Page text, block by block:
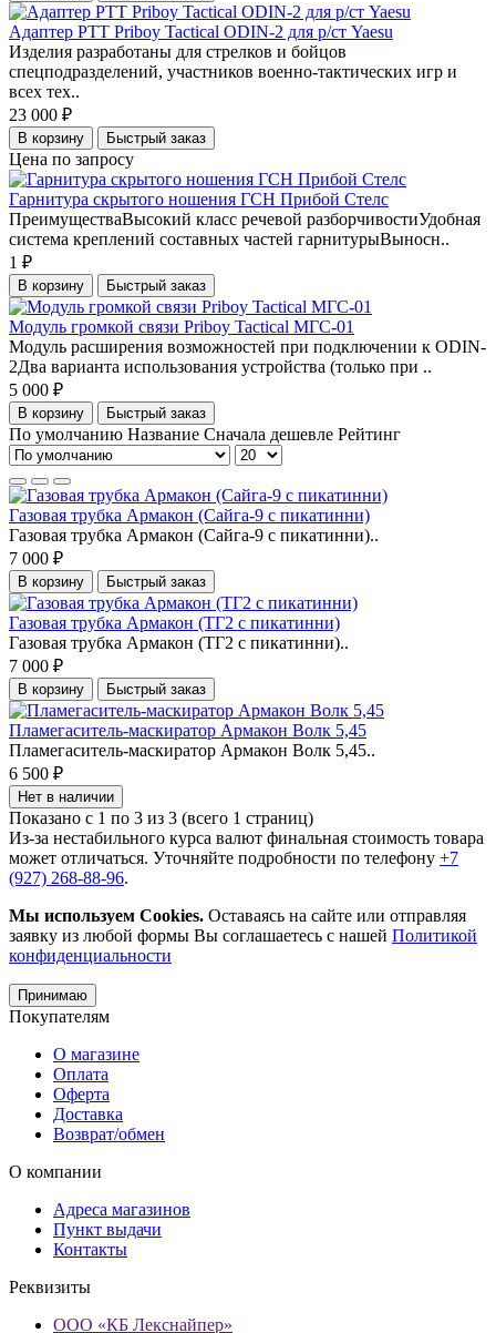
Адаптер PTT Priboy Tactical ODIN-2 для р/ст Yaesu
Изделия разработаны для стрелков и бойцов
спецподразделений, участников военно-тактических игр и
всех тех..
23 000 ₽
В корзину Быстрый заказ
Цена по запросу
Гарнитура скрытого ношения ГСН Прибой Стелс
ПреимуществаВысокий класс речевой разборчивостиУдобная
система креплений составных частей гарнитурыВыносн..
1 ₽
В корзину Быстрый заказ
Модуль громкой связи Priboy Tactical МГС-01
Модуль расширения возможностей при подключении к ODIN-
2Два варианта использования устройства (только при ..
5 000 ₽
В корзину Быстрый заказ
По умолчанию Название Сначала дешевле Рейтинг
Газовая трубка Армакон (Сайга-9 с пикатинни)
Газовая трубка Армакон (Сайга-9 с пикатинни)..
7 000 ₽
В корзину Быстрый заказ
Газовая трубка Армакон (ТГ2 с пикатинни)
Газовая трубка Армакон (ТГ2 с пикатинни)..
7 000 ₽
В корзину Быстрый заказ
Пламегаситель-маскиратор Армакон Волк 5,45
Пламегаситель-маскиратор Армакон Волк 5,45..
6 500 ₽
Нет в наличии
Показано с 1 по 3 из 3 (всего 1 страниц)
Из-за нестабильного курса валют финальная стоимость товара
может отличаться. Уточняйте подробности по телефону +7
(927) 268-88-96.
Мы используем Cookies. Оставаясь на сайте или отправляя
заявку из любой формы Вы соглашаетесь с нашей Политикой
конфиденциальности
Принимаю
Покупателям
О магазине
Оплата
Оферта
Доставка
Возврат/обмен
О компании
Адреса магазинов
Пункт выдачи
Контакты
Реквизиты
ООО «КБ Лекснайпер»